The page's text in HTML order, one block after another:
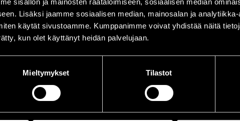
sisällön ja mainosten räätälöimiseen, sosiaalisen median
Lisäksi jaamme sosiaalisen median, mainosalan ja analytiikka-
käytät sivustoamme. Kumppanimme voivat yhdistää näitä
kun olet käyttänyt heidän palvelujaan.
Mieltymykset Tilastot